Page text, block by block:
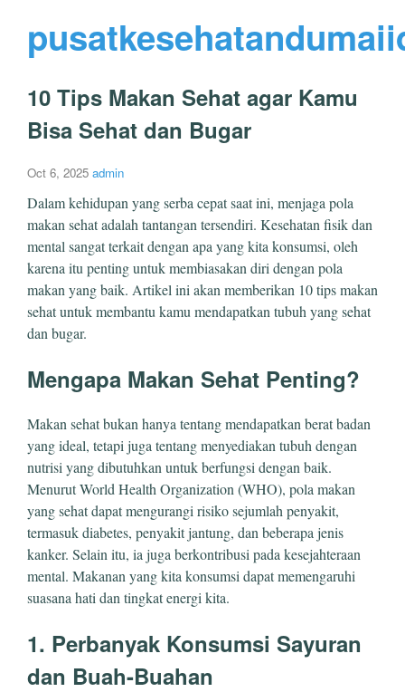
10 Tips Makan Sehat agar Kamu
Bisa Sehat dan Bugar
Oct 6, 2025 admin
Dalam kehidupan yang serba cepat saat ini, menjaga pola
makan sehat adalah tantangan tersendiri. Kesehatan fisik dan
mental sangat terkait dengan apa yang kita konsumsi, oleh
karena itu penting untuk membiasakan diri dengan pola
makan yang baik. Artikel ini akan memberikan 10 tips makan
sehat untuk membantu kamu mendapatkan tubuh yang sehat
dan bugar.
Mengapa Makan Sehat Penting?
Makan sehat bukan hanya tentang mendapatkan berat badan
yang ideal, tetapi juga tentang menyediakan tubuh dengan
nutrisi yang dibutuhkan untuk berfungsi dengan baik.
Menurut World Health Organization (WHO), pola makan
yang sehat dapat mengurangi risiko sejumlah penyakit,
termasuk diabetes, penyakit jantung, dan beberapa jenis
kanker. Selain itu, ia juga berkontribusi pada kesejahteraan
mental. Makanan yang kita konsumsi dapat memengaruhi
suasana hati dan tingkat energi kita.
1. Perbanyak Konsumsi Sayuran
dan Buah-Buahan